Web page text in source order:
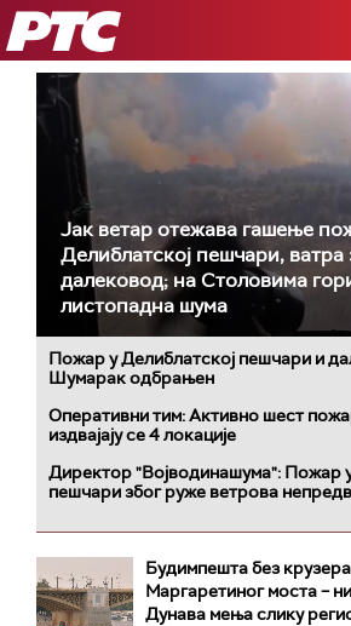
РТС
Јак ветар отежава гашење
Делиблатској пешчари, ватра
далековод; на Столовима
листопадна шума
Пожар у Делиблатској пешчари и
Шумарак одбрањен
Оперативни тим: Активно шест
издвајају се 4 локације
Директор "Војводинашума": Пожар
пешчари због руже ветрова
Будимпешта без
Маргаретиног моста –
Дунава мења слику